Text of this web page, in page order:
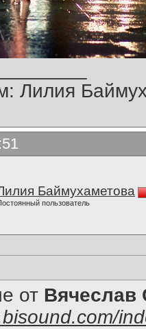
Лилия
Баймухаметова
пользователь
от Вячеслав